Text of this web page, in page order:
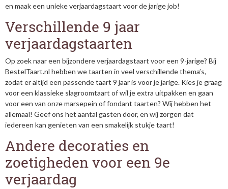
en maak een unieke verjaardagstaart voor de jarige job!
Verschillende 9 jaar
verjaardagstaarten
Op zoek naar een bijzondere verjaardagstaart voor een 9-jarige? Bij
BestelTaart.nl hebben we taarten in veel verschillende thema’s,
zodat er altijd een passende taart 9 jaar is voor je jarige. Kies je graag
voor een klassieke slagroomtaart of wil je extra uitpakken en gaan
voor een van onze marsepein of fondant taarten? Wij hebben het
allemaal! Geef ons het aantal gasten door, en wij zorgen dat
iedereen kan genieten van een smakelijk stukje taart!
Andere decoraties en
zoetigheden voor een 9e
verjaardag